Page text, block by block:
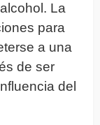
La
para
a una
de ser
del